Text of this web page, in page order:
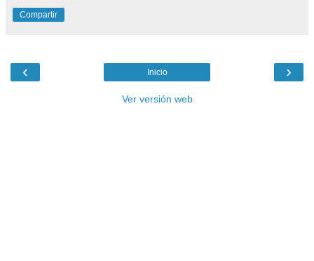
Compartir
‹ ›
Inicio
Ver versión web